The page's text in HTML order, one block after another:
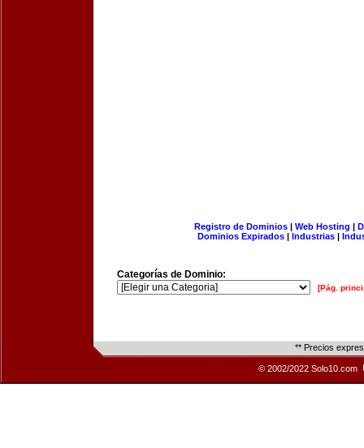
Registro de Dominios| Web Hosting |
Dominios Expirados | Industrias |
Categorías de Dominio:
[Pág.
** Precios
© 2002/2022 Solo10.com